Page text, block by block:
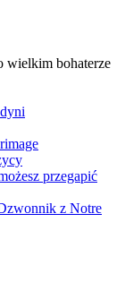
wielkim bohaterze
przegapić
z Notre